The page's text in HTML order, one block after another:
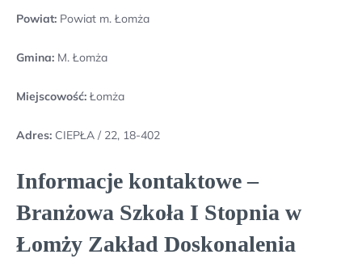
Powiat: Powiat m. Łomża
Gmina: M. Łomża
Miejscowość: Łomża
Adres: CIEPŁA / 22, 18-402
Informacje kontaktowe –
Branżowa Szkoła I Stopnia w
Łomży Zakład Doskonalenia